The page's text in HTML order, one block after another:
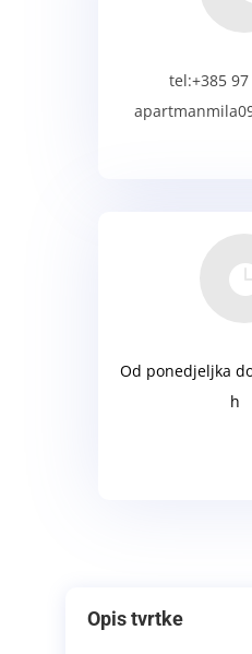
tel:+385
Od ponedjeljka
h
Opis tvrtke